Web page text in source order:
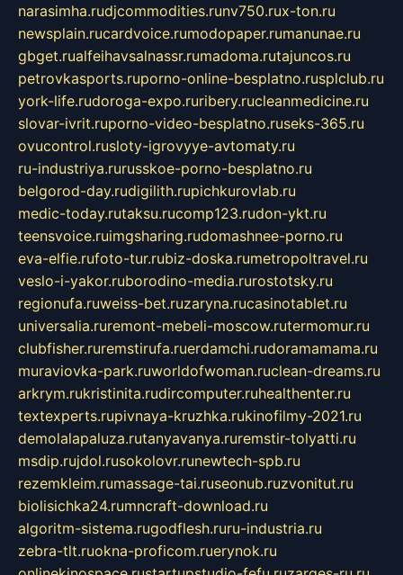
narasimha.rudjcommodities.runv750.rux-ton.ru
newsplain.rucardvoice.rumodopaper.rumanunae.ru
gbget.rualfeihavsalnassr.rumadoma.rutajuncos.ru
petrovkasports.ruporno-online-besplatno.rusplclub.ru
york-life.rudoroga-expo.ruribery.rucleanmedicine.ru
slovar-ivrit.ruporno-video-besplatno.ruseks-365.ru
ovucontrol.rusloty-igrovyye-avtomaty.ru
ru-industriya.rurusskoe-porno-besplatno.ru
belgorod-day.rudigilith.rupichkurovlab.ru
medic-today.rutaksu.rucomp123.rudon-ykt.ru
teensvoice.ruimgsharing.rudomashnee-porno.ru
eva-elfie.rufoto-tur.rubiz-doska.rumetropoltravel.ru
veslo-i-yakor.ruborodino-media.rurostotsky.ru
regionufa.ruweiss-bet.ruzaryna.rucasinotablet.ru
universalia.ruremont-mebeli-moscow.rutermomur.ru
clubfisher.ruremstirufa.ruerdamchi.rudoramamama.ru
muraviovka-park.ruworldofwoman.ruclean-dreams.ru
arkrym.rukristinita.rudircomputer.ruhealthenter.ru
textexperts.rupivnaya-kruzhka.rukinofilmy-2021.ru
demolalapaluza.rutanyavanya.ruremstir-tolyatti.ru
msdip.rujdol.rusokolovr.runewtech-spb.ru
rezemkleim.rumassage-tai.ruseonub.ruzvonitut.ru
biolisichka24.rumncraft-download.ru
algoritm-sistema.rugodflesh.ruru-industria.ru
zebra-tlt.ruokna-proficom.ruerynok.ru